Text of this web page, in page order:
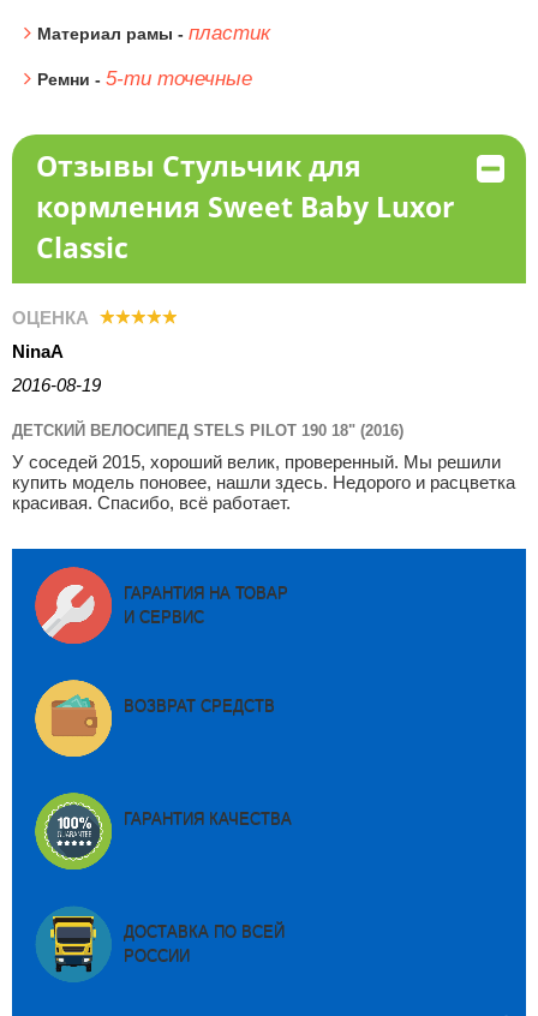
Материал рамы - пластик
Ремни - 5-ти точечные
Отзывы Стульчик для
кормления Sweet Baby Luxor
Classic
ОЦЕНКА
NinaA
2016-08-19
ДЕТСКИЙ ВЕЛОСИПЕД STELS PILOT 190 18" (2016)
У соседей 2015, хороший велик, проверенный. Мы решили
купить модель поновее, нашли здесь. Недорого и расцветка
красивая. Спасибо, всё работает.
ГАРАНТИЯ НА ТОВАР
И СЕРВИС
ВОЗВРАТ СРЕДСТВ
ГАРАНТИЯ КАЧЕСТВА
ДОСТАВКА ПО ВСЕЙ
РОССИИ